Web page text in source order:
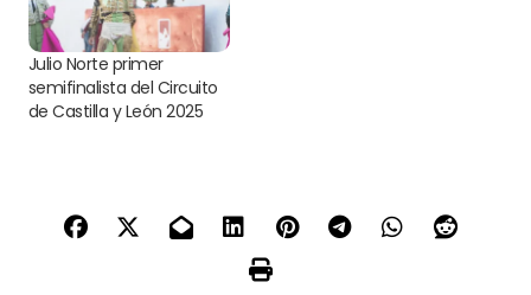
Julio Norte primer
semifinalista del Circuito
de Castilla y León 2025